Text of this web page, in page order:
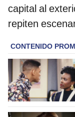
capital al
repiten